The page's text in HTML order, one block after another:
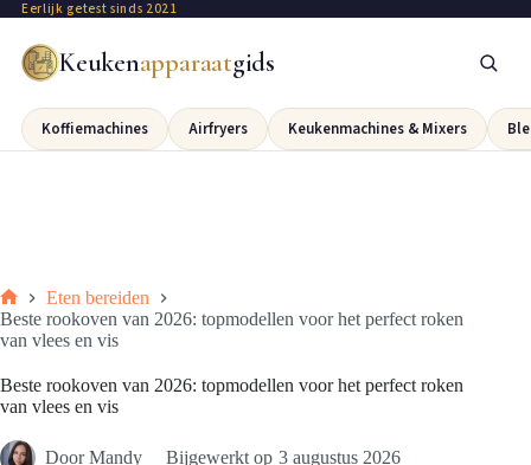
Eerlijk getest sinds 2021
Keukenapparaatgids
Koffiemachines Airfryers Keukenmachines & Mixers
Eten bereiden
Beste rookoven van 2026: topmodellen voor het perfect roken
van vlees en vis
Beste rookoven van 2026: topmodellen voor het perfect roken
van vlees en vis
Door Mandy Bijgewerkt op 3 augustus 2026